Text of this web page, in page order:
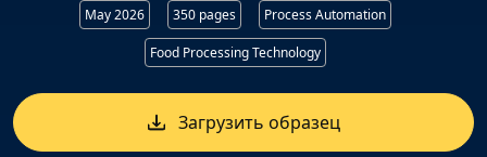
May 2026 350 pages Process Automation
Food Processing Technology
Загрузить образец